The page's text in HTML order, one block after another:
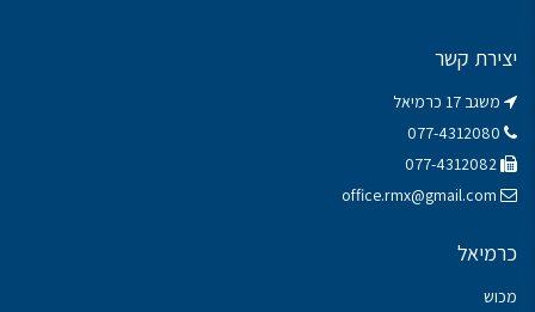
יצירת קשר
משגב 17 כרמיאל
office.rmx@gmail.com
כרמיאל
מכוש